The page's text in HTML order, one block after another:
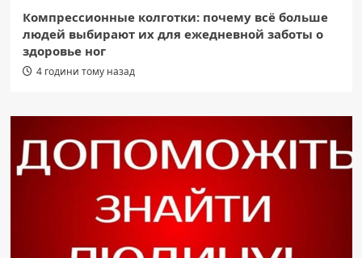
Компрессионные колготки: почему всё больше
людей выбирают их для ежедневной заботы о
здоровье ног
4 години тому назад